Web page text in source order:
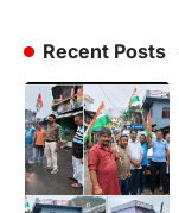
Recent Posts
2